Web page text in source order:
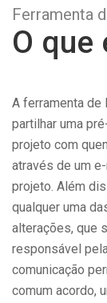
Ferramenta
O que
A ferramenta de
partilhar uma
projeto com
através de um
projeto. Além
qualquer uma
alterações, que
responsável
comunicação
comum acordo,